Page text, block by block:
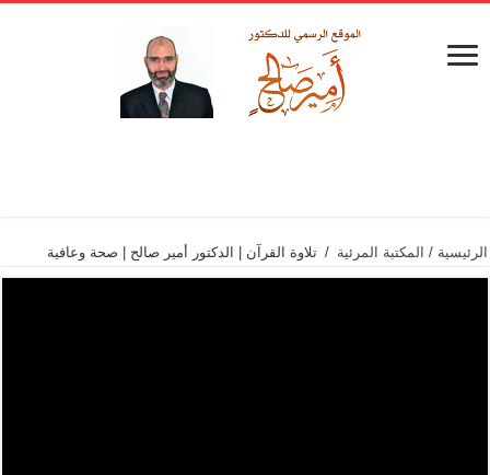
الرئيسية / المكتبة المرئية / تلاوة القرآن | الدكتور أمير صالح | صحة وعافية